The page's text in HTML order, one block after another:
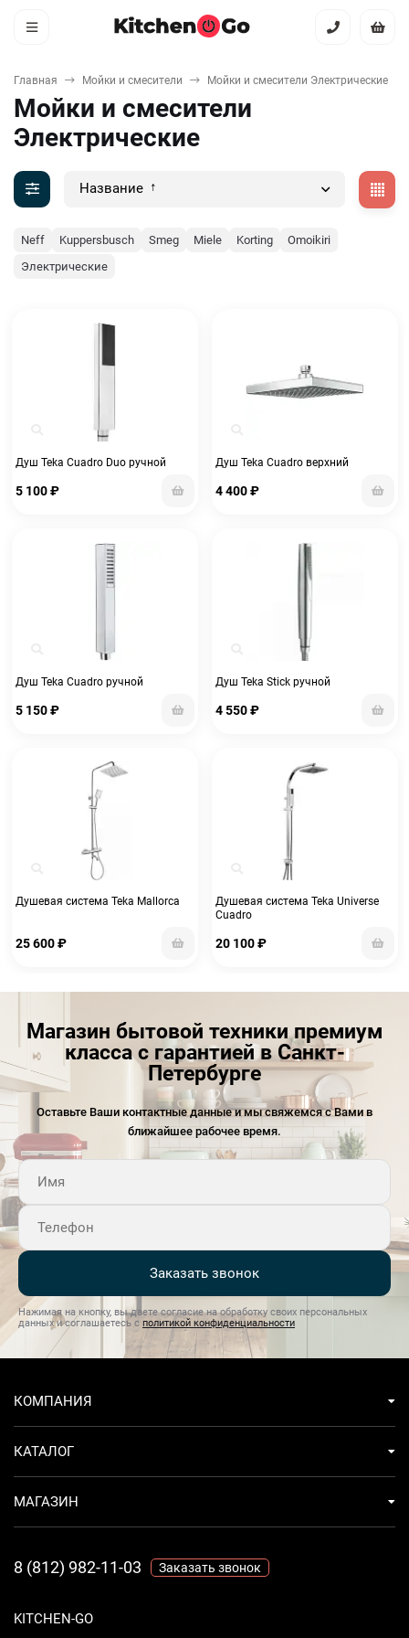
Главная Мойки и смесители Мойки и смесители Электрические
Мойки и смесители
Электрические
Название
Neff Kuppersbusch Smeg Miele Korting
Omoikiri
Электрические
Душ Teka Cuadro Duo ручной
5 100₽
Душ Teka Cuadro верхний
4 400₽
Душ Teka Cuadro ручной
5 150₽
Душ Teka Stick ручной
4 550₽
Душевая система Teka Mallorca
25 600₽
Душевая система Teka Universe
Cuadro
20 100₽
Магазин бытовой техники премиум
класса с гарантией в Санкт-
Петербурге
Оставьте Ваши контактные данные и мы свяжемся с Вами в
ближайшее рабочее время.
Заказать звонок
Нажимая на кнопку, вы даете согласие на обработку своих персональных
данных и соглашаетесь с политикой конфиденциальности
KITCHEN-GO
КОМПАНИЯ
КАТАЛОГ
МАГАЗИН
8 (812) 982-11-03 Заказать звонок